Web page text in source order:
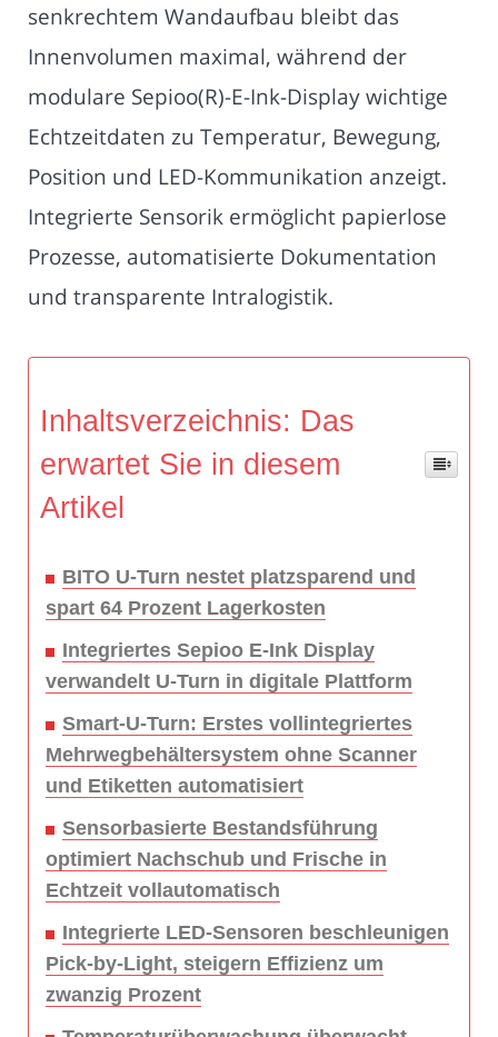
senkrechtem Wandaufbau bleibt das
Innenvolumen maximal, während der
modulare Sepioo(R)-E-Ink-Display wichtige
Echtzeitdaten zu Temperatur, Bewegung,
Position und LED-Kommunikation anzeigt.
Integrierte Sensorik ermöglicht papierlose
Prozesse, automatisierte Dokumentation
und transparente Intralogistik.
Inhaltsverzeichnis: Das
erwartet Sie in diesem
Artikel
BITO U-Turn nestet platzsparend und
spart 64 Prozent Lagerkosten
Integriertes Sepioo E-Ink Display
verwandelt U-Turn in digitale Plattform
Smart-U-Turn: Erstes vollintegriertes
Mehrwegbehältersystem ohne Scanner
und Etiketten automatisiert
Sensorbasierte Bestandsführung
optimiert Nachschub und Frische in
Echtzeit vollautomatisch
Integrierte LED-Sensoren beschleunigen
Pick-by-Light, steigern Effizienz um
zwanzig Prozent